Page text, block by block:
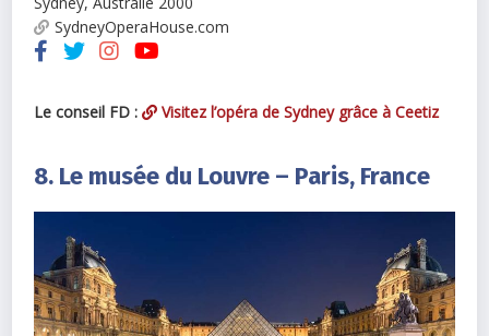
SydneyOperaHouse.com
Le conseil FD : Visitez l’opéra de Sydney grâce à Ceetiz
8. Le musée du Louvre – Paris, France